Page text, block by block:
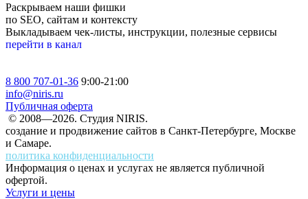
Раскрываем наши фишки
по SEO, сайтам и контексту
Выкладываем чек-листы, инструкции, полезные сервисы
перейти в канал
8 800 707-01-36 9:00-21:00
info@niris.ru
Публичная оферта
© 2008—2026. Студия NIRIS.
создание и продвижение сайтов в Санкт-Петербурге, Москве
и Самаре.
политика конфиденциальности
Информация о ценах и услугах не является публичной
офертой.
Услуги и цены